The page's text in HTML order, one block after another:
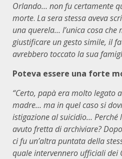
Orlando… non fu certamente
morte. La sera stessa aveva
una querela… l’unica cosa
giustificare un gesto simile, il
avrebbero toccato la sua
Poteva essere una forte
“Certo, papà era molto legato
madre… ma in quel caso si
istigazione al suicidio… Perché
avuto fretta di archiviare?
ci fu un’altra puntata della
quale intervennero ufficiali dei